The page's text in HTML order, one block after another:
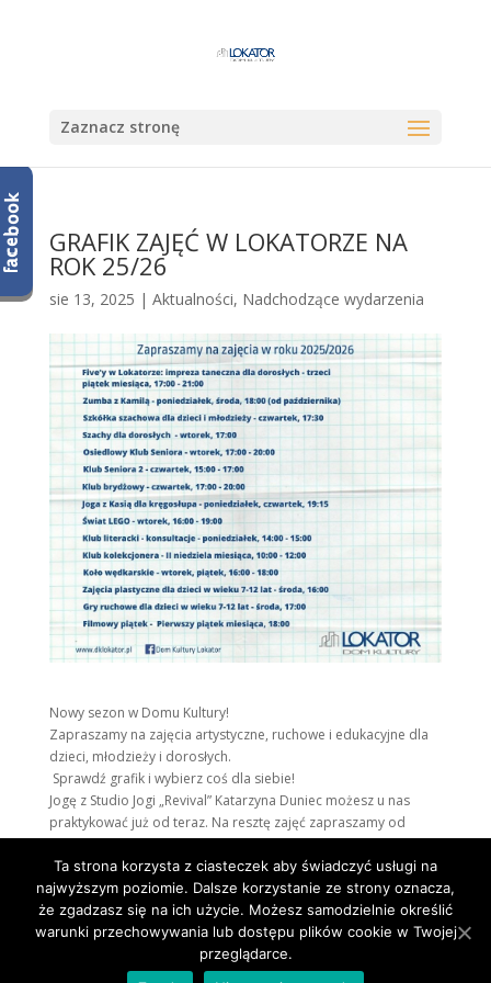
Zaznacz stronę
GRAFIK ZAJĘĆ W LOKATORZE NA
ROK 25/26
sie 13, 2025 | Aktualności, Nadchodzące wydarzenia
Nowy sezon w Domu Kultury!
Zapraszamy na zajęcia artystyczne, ruchowe i edukacyjne dla
dzieci, młodzieży i dorosłych.
Sprawdź grafik i wybierz coś dla siebie!
Jogę z Studio Jogi „Revival” Katarzyna Duniecmożesz u nas
praktykować już od teraz. Na resztę zajęć zapraszamy od
września!
Dołącz do nas – razem tworzymy kulturę!
Ta strona korzysta z ciasteczek aby świadczyć usługi na
najwyższym poziomie. Dalsze korzystanie ze strony oznacza,
że zgadzasz się na ich użycie. Możesz samodzielnie określić
warunki przechowywania lub dostępu plików cookie w Twojej
przeglądarce.